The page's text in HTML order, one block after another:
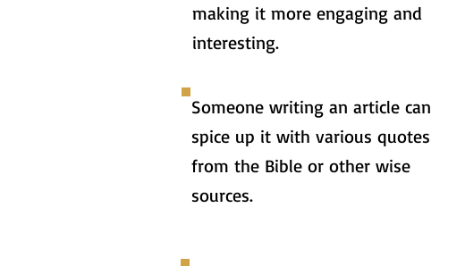
making it more engaging and
interesting.
Someone writing an article can
spice up it with various quotes
from the Bible or other wise
sources.